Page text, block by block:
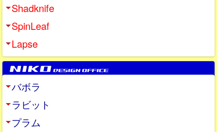
Shadknife
SpinLeaf
Lapse
バボラ
ラビット
プラム